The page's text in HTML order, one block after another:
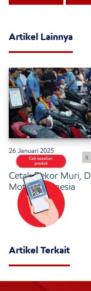
Artikel Lainnya
26 Januari 2025
Cetak Rekor Muri,
Motor Indonesia
Artikel Terkait
x